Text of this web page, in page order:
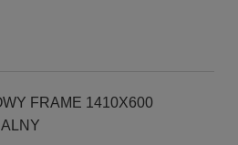
FRAME 1410X600